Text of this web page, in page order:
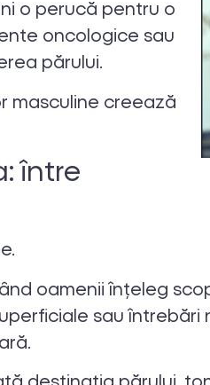
o perucă pentru o
oncologice sau
părului.
masculine creează
între
oamenii înțeleg
sau întrebări